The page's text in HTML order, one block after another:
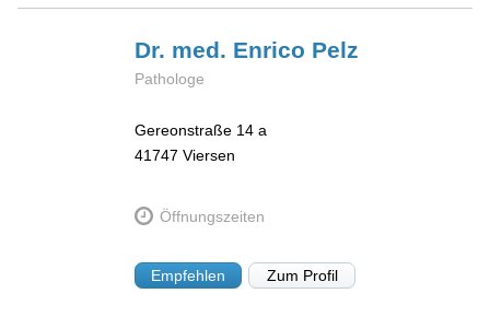
Dr. med. Enrico Pelz
Pathologe
Gereonstraße 14 a
41747 Viersen
Öffnungszeiten
Empfehlen Zum Profil